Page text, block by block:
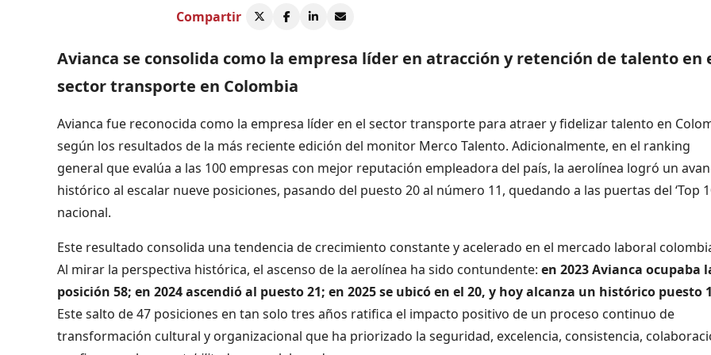
Compartir
Avianca se consolida como la empresa líder en atracción y retención de talento en
sector transporte en Colombia
Avianca fue reconocida como la empresa líder en el sector transporte para atraer y fidelizar talento en
según los resultados de la más reciente edición del monitor Merco Talento. Adicionalmente, en el ranking
general que evalúa a las 100 empresas con mejor reputación empleadora del país, la aerolínea logró un
histórico al escalar nueve posiciones, pasando del puesto 20 al número 11, quedando a las puertas del ‘Top
nacional.
Este resultado consolida una tendencia de crecimiento constante y acelerado en el mercado laboral
Al mirar la perspectiva histórica, el ascenso de la aerolínea ha sido contundente: en 2023 Avianca ocupaba
posición 58; en 2024 ascendió al puesto 21; en 2025 se ubicó en el 20, y hoy alcanza un histórico puesto
Este salto de 47 posiciones en tan solo tres años ratifica el impacto positivo de un proceso continuo de
transformación cultural y organizacional que ha priorizado la seguridad, excelencia, consistencia,